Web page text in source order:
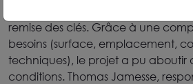
remise des clés. Grâce à une
besoins (surface, emplacement,
techniques), le projet a pu aboutir
conditions. Thomas Jamesse,